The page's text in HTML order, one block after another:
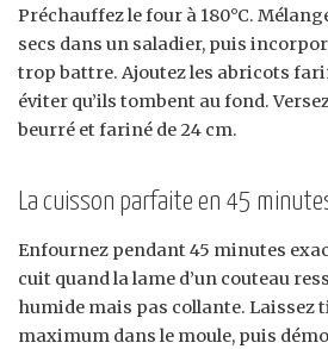
Préchauffez le four à 180°C.
secs dans un saladier, puis
trop battre. Ajoutez les abricots
éviter qu’ils tombent au fond.
beurré et fariné de 24 cm.
La cuisson parfaite en 45
Enfournez pendant 45 minutes
cuit quand la lame d’un couteau
humide mais pas collante. Laissez
maximum dans le moule, puis